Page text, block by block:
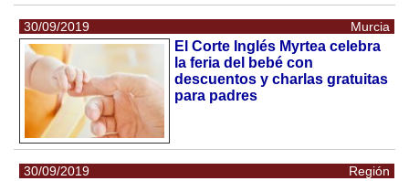
30/09/2019 Murcia
El Corte Inglés Myrtea celebra
la feria del bebé con
descuentos y charlas gratuitas
para padres
30/09/2019 Región